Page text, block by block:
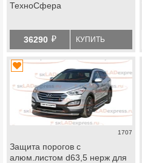
ТехноСфера
36290 й КУПИТЬ
1707
Защита порогов с
алюм.листом d63,5 нерж для